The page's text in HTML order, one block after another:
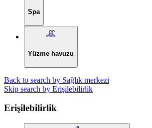
Spa
Yüzme havuzu
Back to search by Sağlık merkezi
Skip search by Erişilebilirlik
Erişilebilirlik